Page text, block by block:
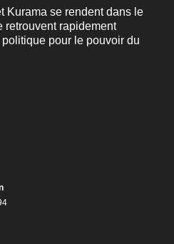
Kurama se rendent dans le
retrouvent rapidement
pour le pouvoir du